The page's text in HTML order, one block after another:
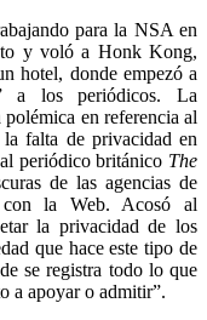
para la NSA en
y voló a Honk Kong,
hotel, donde empezó a
a los periódicos. La
en referencia al
la falta de privacidad en
periódico británico The
de las agencias de
con la Web. Acosó al
la privacidad de los
que hace este tipo de
se registra todo lo que
a apoyar o admitir”.